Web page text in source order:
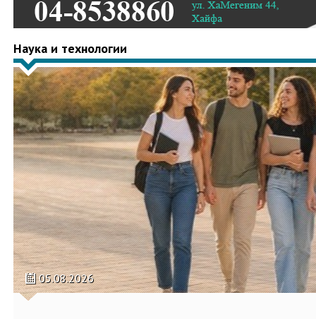
Наука и технологии
05.08.2026